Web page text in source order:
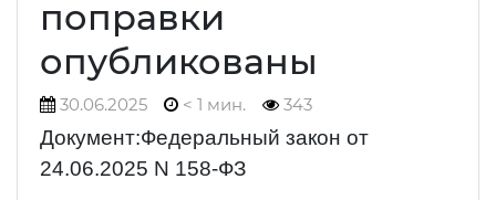
поправки
опубликованы
30.06.2025 < 1 мин. 343
Документ:Федеральный закон от
24.06.2025 N 158-ФЗ